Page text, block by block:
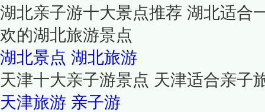
湖北亲子游十大景点推荐 湖北适合
欢的湖北旅游景点
湖北景点 湖北旅游
天津十大亲子游景点 天津适合亲子
天津旅游 亲子游